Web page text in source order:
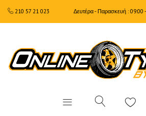
210 57 21 023 Δευτέρα - Παρασκευή : 09:00